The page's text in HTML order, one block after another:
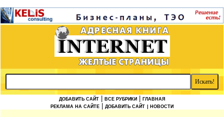
ДОБАВИТЬ САЙТ ВСЕ РУБРИКИ
ГЛАВНАЯ
РЕКЛАМА НА САЙТЕ
ДОБАВИТЬ САЙТ | НОВОСТИ